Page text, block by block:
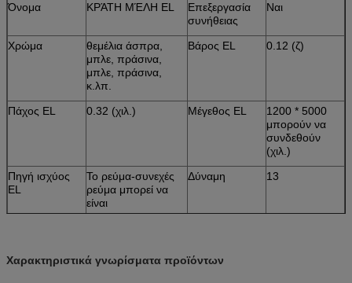
Όνομα ΚΡΆΤΗ ΜΈΛΗ EL
Επεξεργασία
συνήθειας
Ναι
Χρώμα
θεμέλια άσπρα,
μπλε, πράσινα,
μπλε, πράσινα,
κ.λπ.
Βάρος EL 0.12 (ζ)
Πάχος EL 0.32 (χιλ.) Μέγεθος EL
1200 * 5000
μπορούν να
συνδεθούν
(χιλ.)
Πηγή ισχύος
EL
Το ρεύμα-συνεχές
ρεύμα μπορεί να
είναι
Δύναμη 13
Χαρακτηριστικά γνωρίσματα προϊόντων